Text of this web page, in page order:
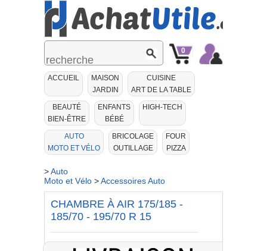
0
Mon
Panier
ACCUEIL
MAISON
JARDIN
CUISINE
ART DE LA TABLE
BEAUTÉ
BIEN-ÊTRE
ENFANTS
BÉBÉ
HIGH-TECH
AUTO
MOTO ET VÉLO
BRICOLAGE
OUTILLAGE
FOUR
PIZZA
>Auto
Moto et Vélo >Accessoires Auto
CHAMBRE À AIR 175/185 -
185/70 - 195/70 R 15